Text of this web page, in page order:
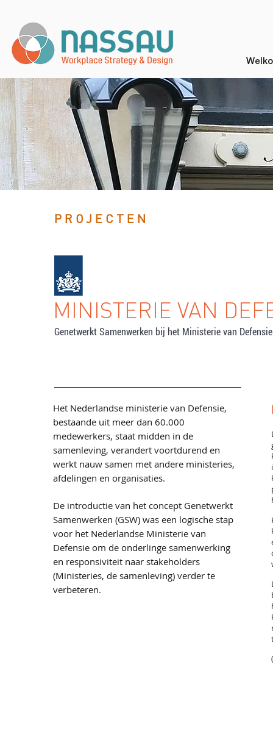
PROJECTEN
MINISTERIE VAN
Genetwerkt Samenwerken bij het Ministerie van Defensie
Het Nederlandse ministerie van Defensie,
bestaande uit meer dan 60.000
medewerkers, staat midden in de
samenleving, verandert voortdurend en
werkt nauw samen met andere ministeries,
afdelingen en organisaties.
De introductie van het concept Genetwerkt
Samenwerken (GSW) was een logische stap
voor het Nederlandse Ministerie van
Defensie om de onderlinge samenwerking
en responsiviteit naar stakeholders
(Ministeries, de samenleving) verder te
verbeteren.